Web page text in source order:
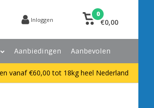
Inloggen
0
€0,00
Aanbiedingen Aanbevolen
vanaf €60,00 tot 18kg heel Nederland